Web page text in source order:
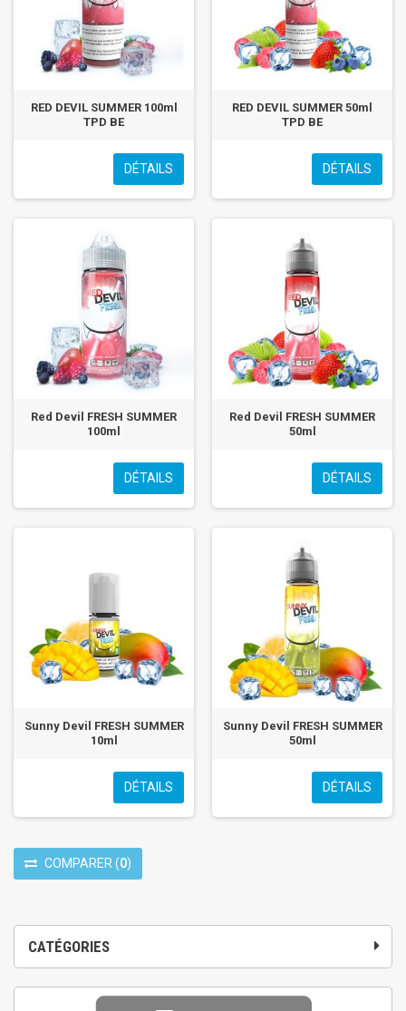
CATÉGORIES
RED DEVIL SUMMER 100ml
TPD BE
DÉTAILS
RED DEVIL SUMMER 50ml
TPD BE
DÉTAILS
Red Devil FRESH SUMMER
100ml
DÉTAILS
Red Devil FRESH SUMMER
50ml
DÉTAILS
Sunny Devil FRESH SUMMER
10ml
DÉTAILS
Sunny Devil FRESH SUMMER
50ml
DÉTAILS
COMPARER (0)